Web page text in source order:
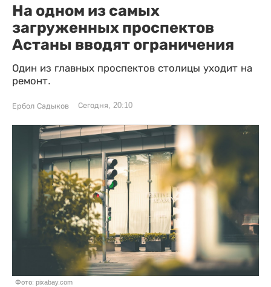
На одном из самых
загруженных проспектов
Астаны вводят ограничения
Один из главных проспектов столицы уходит на
ремонт.
Ербол Садыков Сегодня, 20:10
Фото: pixabay.com